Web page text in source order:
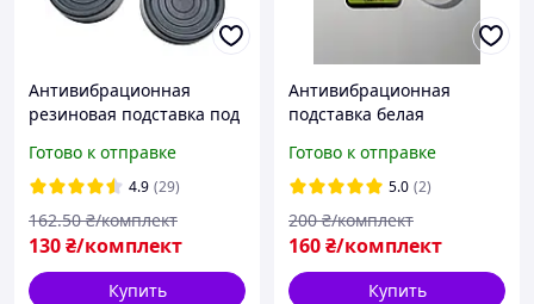
Антивибрационная
резиновая подставка под
машины ( в комплекте
4шт.)
Готово к отправке
4.9 (29)
130₴/комплект
162.50 ₴/комплект
Купить
Антивибрационная
подставка белая
стиральной машины ( в
комплекте 4шт.)
Готово к отправке
5.0 (2)
160₴/комплект
200 ₴/комплект
Купить